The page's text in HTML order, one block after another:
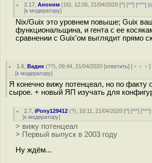
2.17 ,Аноним (16), 12:05, 21/04/2020 [^] [^^] [^^^] [
[к модератору]
Nix/Guix это уровнем повыше; Guix
функциональщина, и гента с ее
сравнении с Guix'ом выглядит прямо
1.6 ,Вадик (??), 09:44, 21/04/2020 [ответить] [ ﹢﹢﹢]
[к модератору]
Я конечно вижу потенцеал, но по факту
сырое. + новый ЯП изучать для
2.7 ,iPony129412 (?), 10:11, 21/04/2020 [^] [^^] [^^^]
[к модератору]
> вижу потенцеал
> Первый выпуск в 2003 году
Ну ждём...